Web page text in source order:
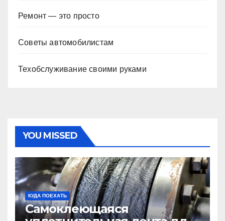
Ремонт — это просто
Советы автомобилистам
Техобслуживание своими руками
YOU MISSED
КУДА ПОЕХАТЬ
Самоклеющаяся